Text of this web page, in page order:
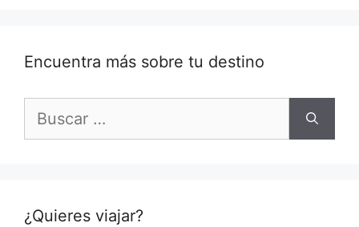
Encuentra más sobre tu destino
¿Quieres viajar?